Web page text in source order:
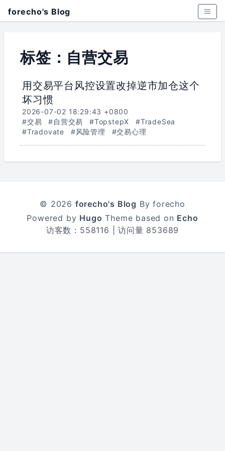
forecho's Blog
标签：自营交易
用交易平台风控设置改掉逆市加仓这个
坏习惯
2026-07-02 18:29:43 +0800
#交易
#自营交易 #TopstepX
#TradeSea
#Tradovate
#风险管理 #交易心理
© 2026 forecho's Blog By forecho
Powered by Hugo Theme based on Echo
访客数： 558116 | 访问量 853689